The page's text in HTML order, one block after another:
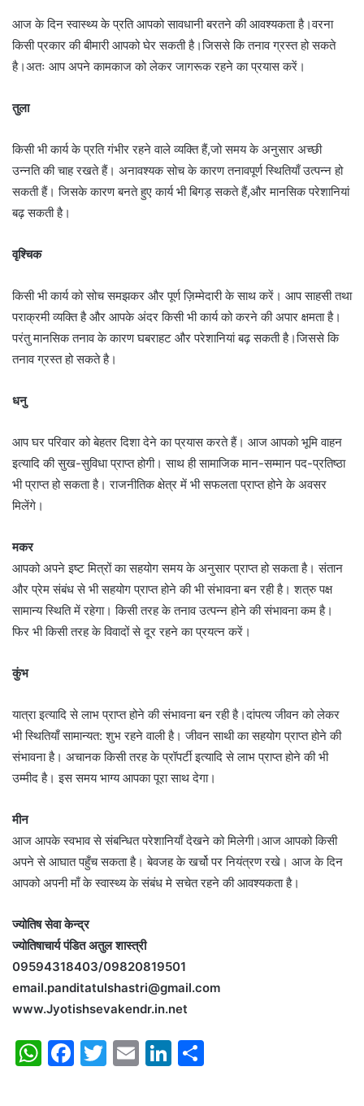
आज के दिन स्वास्थ्य के प्रति आपको सावधानी बरतने की आवश्यकता है।वरना
किसी प्रकार की बीमारी आपको घेर सकती है।जिससे कि तनाव ग्रस्त हो सकते
है।अतः आप अपने कामकाज को लेकर जागरूक रहने का प्रयास करें।
तुला
किसी भी कार्य के प्रति गंभीर रहने वाले व्यक्ति हैं,जो समय के अनुसार अच्छी
उन्नति की चाह रखते हैं। अनावश्यक सोच के कारण तनावपूर्ण स्थितियाँ उत्पन्न हो
सकती हैं। जिसके कारण बनते हुए कार्य भी बिगड़ सकते हैं,और मानसिक परेशानियां
बढ़ सकती है।
वृश्चिक
किसी भी कार्य को सोच समझकर और पूर्ण ज़िम्मेदारी के साथ करें। आप साहसी तथा
पराक्रमी व्यक्ति है और आपके अंदर किसी भी कार्य को करने की अपार क्षमता है।
परंतु मानसिक तनाव के कारण घबराहट और परेशानियां बढ़ सकती है।जिससे कि
तनाव ग्रस्त हो सकते है।
धनु
आप घर परिवार को बेहतर दिशा देने का प्रयास करते हैं। आज आपको भूमि वाहन
इत्यादि की सुख-सुविधा प्राप्त होगी। साथ ही सामाजिक मान-सम्मान पद-प्रतिष्ठा
भी प्राप्त हो सकता है। राजनीतिक क्षेत्र में भी सफलता प्राप्त होने के अवसर
मिलेंगे।
मकर
आपको अपने इष्ट मित्रों का सहयोग समय के अनुसार प्राप्त हो सकता है। संतान
और प्रेम संबंध से भी सहयोग प्राप्त होने की भी संभावना बन रही है। शत्रु पक्ष
सामान्य स्थिति में रहेगा। किसी तरह के तनाव उत्पन्न होने की संभावना कम है।
फिर भी किसी तरह के विवादों से दूर रहने का प्रयत्न करें।
कुंभ
यात्रा इत्यादि से लाभ प्राप्त होने की संभावना बन रही है।दांपत्य जीवन को लेकर
भी स्थितियाँ सामान्यत: शुभ रहने वाली है। जीवन साथी का सहयोग प्राप्त होने की
संभावना है। अचानक किसी तरह के प्रॉपर्टी इत्यादि से लाभ प्राप्त होने की भी
उम्मीद है। इस समय भाग्य आपका पूरा साथ देगा।
मीन
आज आपके स्वभाव से संबन्धित परेशानियाँ देखने को मिलेगी।आज आपको किसी
अपने से आघात पहुँच सकता है। बेवजह के खर्चो पर नियंत्रण रखे। आज के दिन
आपको अपनी माँ के स्वास्थ्य के संबंध मे सचेत रहने की आवश्यकता है।
ज्योतिष सेवा केन्द्र
ज्योतिषाचार्य पंडित अतुल शास्त्री
09594318403/09820819501
email.panditatulshastri@gmail.com
www.Jyotishsevakendr.in.net
W F
T
E
Li